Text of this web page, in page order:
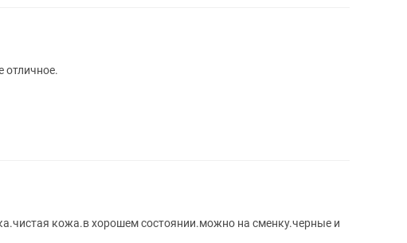
отличное.
кожа.в хорошем состоянии.можно на сменку.черные и